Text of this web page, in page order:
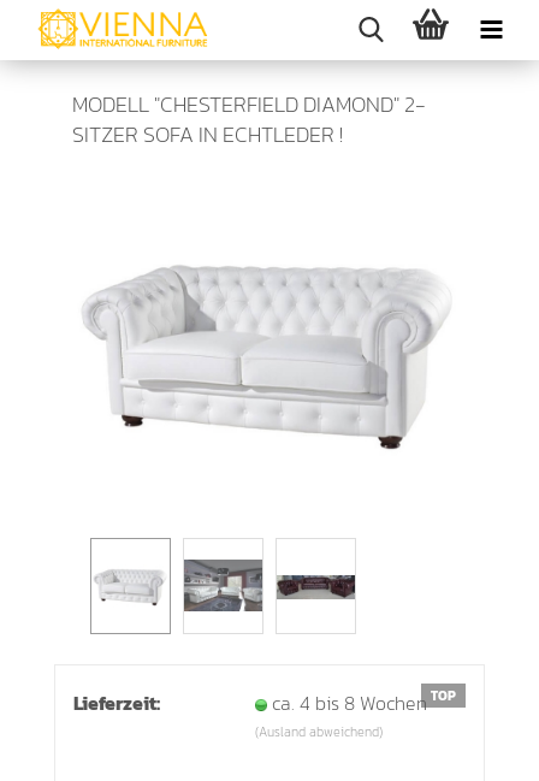
MODELL "CHESTERFIELD DIAMOND" 2-
SITZER SOFA IN ECHTLEDER !
TOP
Lieferzeit: ca. 4 bis 8 Wochen
(Ausland abweichend)